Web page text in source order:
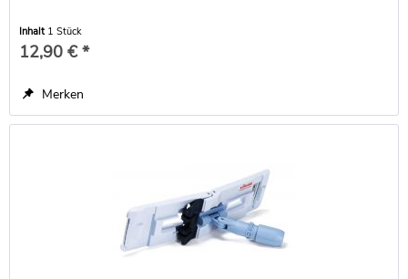
Inhalt 1 Stück
12,90 € *
Merken